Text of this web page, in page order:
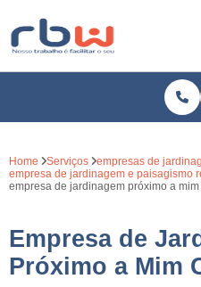
Home Serviços
empresas de
empresa de jardinagem e paisagismo
empresa de jardinagem próximo a
Empresa de
Próximo a Mim